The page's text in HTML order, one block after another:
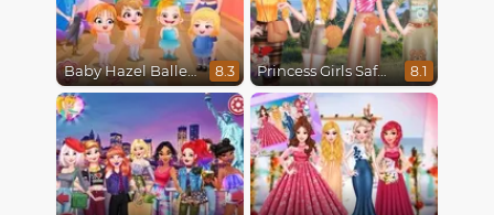
Baby Hazel Ballerina Dance 8.3 Princess Girls Safari Trip 8.1